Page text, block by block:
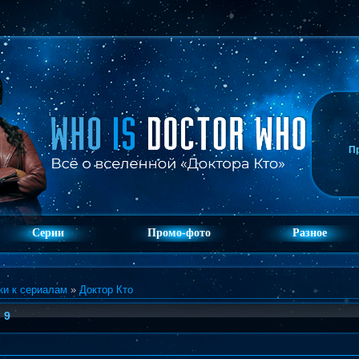
Серии Промо-фото Разное
к сериалам » Доктор Кто
9